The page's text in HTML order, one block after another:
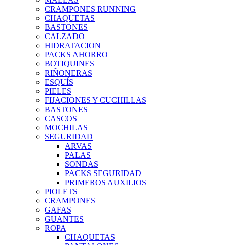
CRAMPONES RUNNING
CHAQUETAS
BASTONES
CALZADO
HIDRATACION
PACKS AHORRO
BOTIQUINES
RIÑONERAS
ESQUÍS
PIELES
FIJACIONES Y CUCHILLAS
BASTONES
CASCOS
MOCHILAS
SEGURIDAD
ARVAS
PALAS
SONDAS
PACKS SEGURIDAD
PRIMEROS AUXILIOS
PIOLETS
CRAMPONES
GAFAS
GUANTES
ROPA
CHAQUETAS